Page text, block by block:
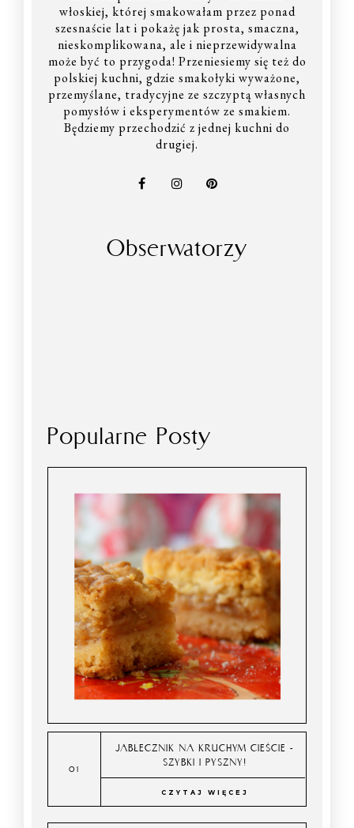
włoskiej, której smakowałam przez ponad
szesnaście lat i pokażę jak prosta, smaczna,
nieskomplikowana, ale i nieprzewidywalna
może być to przygoda! Przeniesiemy się też do
polskiej kuchni, gdzie smakołyki wyważone,
przemyślane, tradycyjne ze szczyptą własnych
pomysłów i eksperymentów ze smakiem.
Będziemy przechodzić z jednej kuchni do
drugiej.
Obserwatorzy
Popularne Posty
JABŁECZNIK NA KRUCHYM CIEŚCIE -
SZYBKI I PYSZNY!
CZYTAJ WIĘCEJ